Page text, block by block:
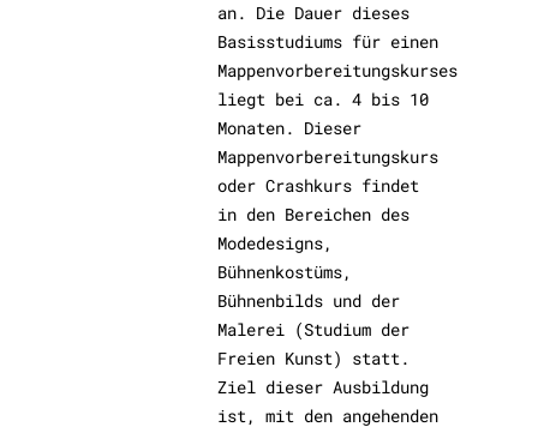
an. Die Dauer dieses
Basisstudiums für einen
Mappenvorbereitungskurses
liegt bei ca. 4 bis 10
Monaten. Dieser
Mappenvorbereitungskurs
oder Crashkurs findet
in den Bereichen des
Modedesigns,
Bühnenkostüms,
Bühnenbilds und der
Malerei (Studium der
Freien Kunst) statt.
Ziel dieser Ausbildung
ist, mit den angehenden